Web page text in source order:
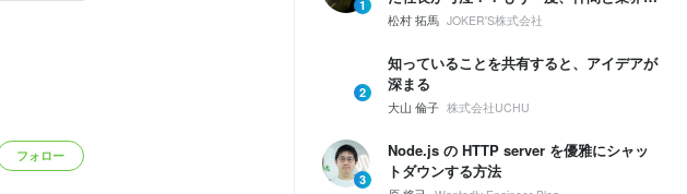
フォロー
1
No.1を取ると決めた話
松村 拓馬 JOKER'S株式会社
2
知っていることを共有すると、アイデアが
深まる
大山 倫子 株式会社UCHU
3
Node.js の HTTP server を優雅にシャッ
トダウンする方法